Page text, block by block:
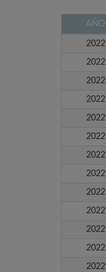
AÑO
2022
2022
2022
2022
2022
2022
2022
2022
2022
2022
2022
2022
2022